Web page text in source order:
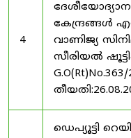
4
കേന്ദ്രങ്ങൾ
വാണിജ്യ
സീരിയൽ
ഡെപ്യൂട്ടി